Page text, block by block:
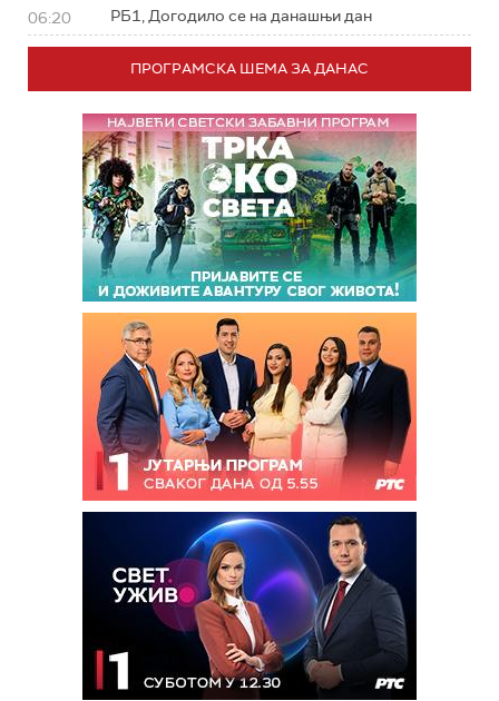
06:20 РБ1, Догодило се на данашњи дан
ПРОГРАМСКА ШЕМА ЗА ДАНАС